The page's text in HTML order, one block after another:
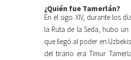
¿Quién fue Tamerlán?
En el sigo XIV, durante los
la Ruta de la Seda, hubo
que llegó al poder en
del tirano era Timur